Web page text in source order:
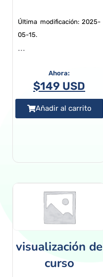
Última modificación: 2025-
05-15.
...
$149 USD
Añadir al carrito
visualización de
curso